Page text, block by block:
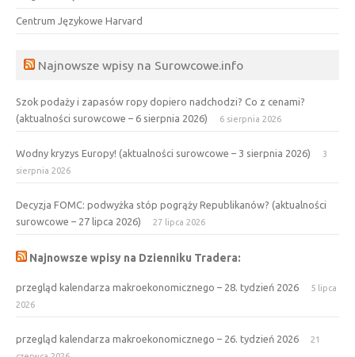
Centrum Językowe Harvard
Najnowsze wpisy na Surowcowe.info
Szok podaży i zapasów ropy dopiero nadchodzi? Co z cenami?
(aktualności surowcowe – 6 sierpnia 2026)
6 sierpnia 2026
Wodny kryzys Europy! (aktualności surowcowe – 3 sierpnia 2026)
3
sierpnia 2026
Decyzja FOMC: podwyżka stóp pogrąży Republikanów? (aktualności
surowcowe – 27 lipca 2026)
27 lipca 2026
Najnowsze wpisy na Dzienniku Tradera:
przegląd kalendarza makroekonomicznego – 28. tydzień 2026
5 lipca
2026
przegląd kalendarza makroekonomicznego – 26. tydzień 2026
21